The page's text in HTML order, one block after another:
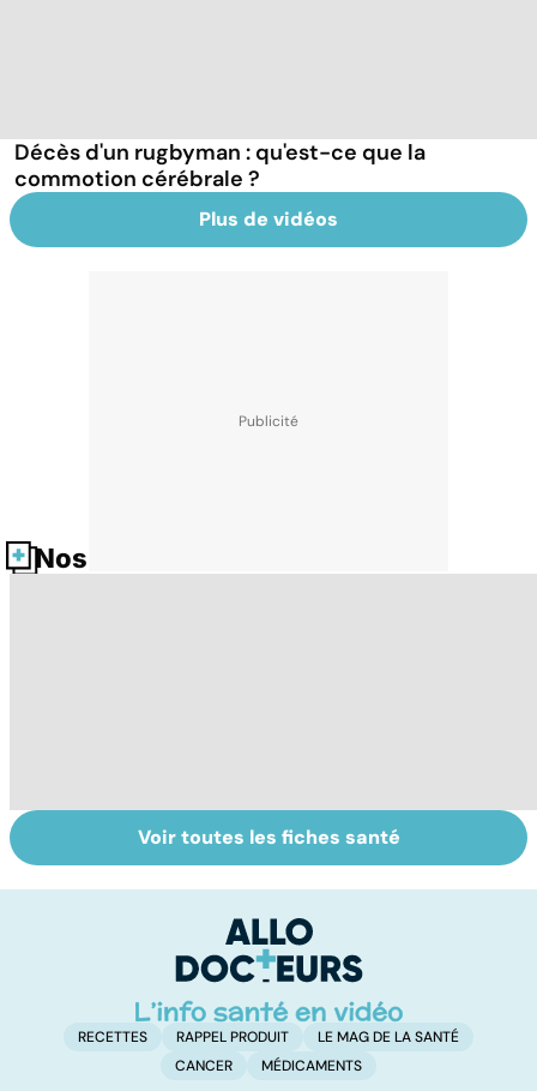
Décès d'un rugbyman : qu'est-ce que la
commotion cérébrale ?
Plus de vidéos
Nos fiches santé
Faire du sport à
domicile, c'est
Don de gamètes :
le pour et le
levée de
l'anonymat
Voir toutes les fiches santé
RECETTES RAPPEL PRODUIT
LE MAG DE LA SANTÉ
CANCER
MÉDICAMENTS